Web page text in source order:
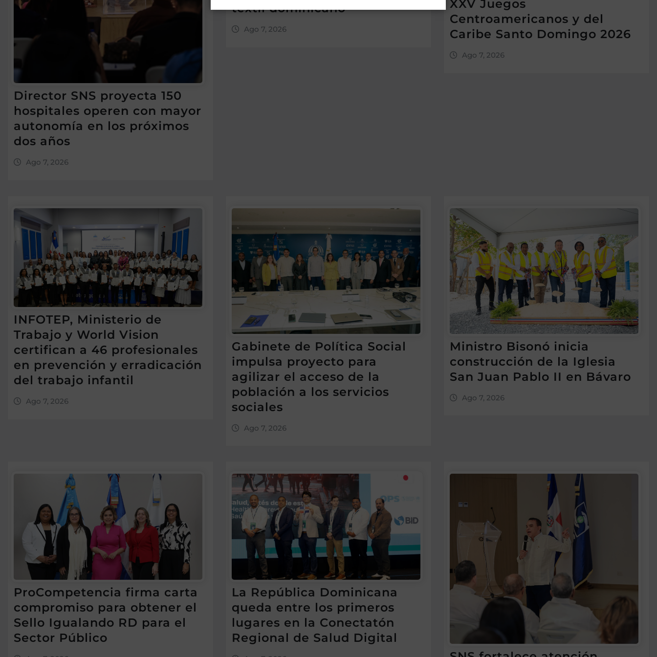
Director SNS proyecta 150
hospitales operen con mayor
autonomía en los próximos
dos años
Ago 7, 2026
textil dominicano
Ago 7, 2026
XXV Juegos
Centroamericanos y del
Caribe Santo Domingo 2026
Ago 7, 2026
INFOTEP, Ministerio de
Trabajo y World Vision
certifican a 46 profesionales
en prevención y erradicación
del trabajo infantil
Ago 7, 2026
Gabinete de Política Social
impulsa proyecto para
agilizar el acceso de la
población a los servicios
sociales
Ago 7, 2026
Ministro Bisonó inicia
construcción de la Iglesia
San Juan Pablo II en Bávaro
Ago 7, 2026
ProCompetencia firma carta
compromiso para obtener el
Sello Igualando RD para el
Sector Público
La República Dominicana
queda entre los primeros
lugares en la Conectatón
Regional de Salud Digital